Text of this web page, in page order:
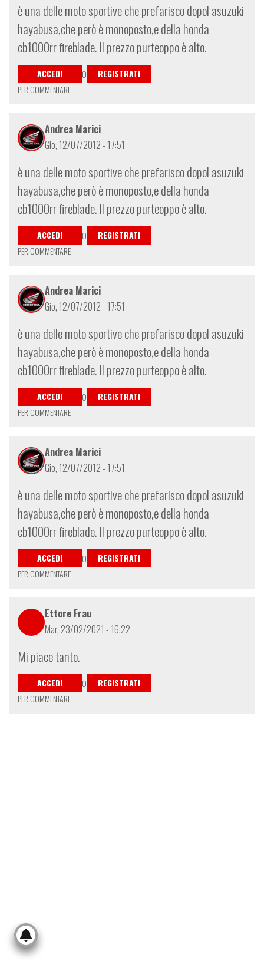
è una delle moto sportive che prefarisco dopol asuzuki
hayabusa,che però è monoposto,e della honda
cb1000rr fireblade. Il prezzo purteoppo è alto.
ACCEDI O
REGISTRATI
PER COMMENTARE
Andrea Marici
Gio, 12/07/2012 - 17:51
è una delle moto sportive che prefarisco dopol asuzuki
hayabusa,che però è monoposto,e della honda
cb1000rr fireblade. Il prezzo purteoppo è alto.
ACCEDI O
REGISTRATI
PER COMMENTARE
Andrea Marici
Gio, 12/07/2012 - 17:51
è una delle moto sportive che prefarisco dopol asuzuki
hayabusa,che però è monoposto,e della honda
cb1000rr fireblade. Il prezzo purteoppo è alto.
ACCEDI O
REGISTRATI
PER COMMENTARE
Andrea Marici
Gio, 12/07/2012 - 17:51
è una delle moto sportive che prefarisco dopol asuzuki
hayabusa,che però è monoposto,e della honda
cb1000rr fireblade. Il prezzo purteoppo è alto.
ACCEDI O
REGISTRATI
PER COMMENTARE
Ettore Frau
Mar, 23/02/2021 - 16:22
Mi piace tanto.
ACCEDI O
REGISTRATI
PER COMMENTARE